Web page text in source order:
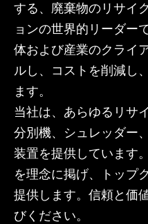
する、廃棄物のリサイ
ョンの世界的リーダー
体および産業のクライ
ルし、コストを削減し
ます。
当社は、あらゆるリサ
分別機、シュレッダー
装置を提供しています
を理念に掲げ、トップ
提供します。信頼と価
びください。